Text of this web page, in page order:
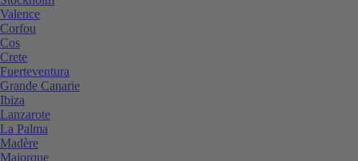
Valence
Corfou
Cos
Crete
Fuerteventura
Grande Canarie
Ibiza
Lanzarote
La Palma
Madère
Majorque